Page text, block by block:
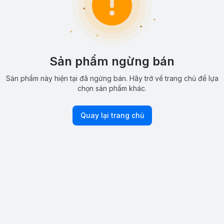
Sản phẩm ngừng bán
Sản phẩm này hiện tại đã ngừng bán. Hãy trở về trang chủ để lựa
chọn sản phẩm khác.
Quay lại trang chủ